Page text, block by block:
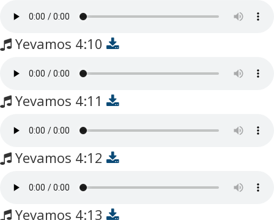
Yevamos 4:10
Yevamos 4:11
Yevamos 4:12
Yevamos 4:13